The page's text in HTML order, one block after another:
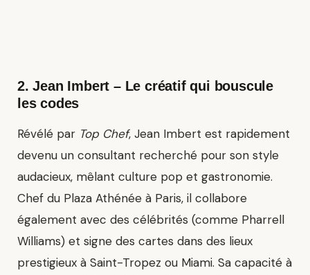
2.Jean Imbert – Le créatif qui bouscule
les codes
Révélé par Top Chef, Jean Imbert est rapidement
devenu un consultant recherché pour son style
audacieux, mêlant culture pop et gastronomie.
Chef du Plaza Athénée à Paris, il collabore
également avec des célébrités (comme Pharrell
Williams) et signe des cartes dans des lieux
prestigieux à Saint-Tropez ou Miami. Sa capacité à